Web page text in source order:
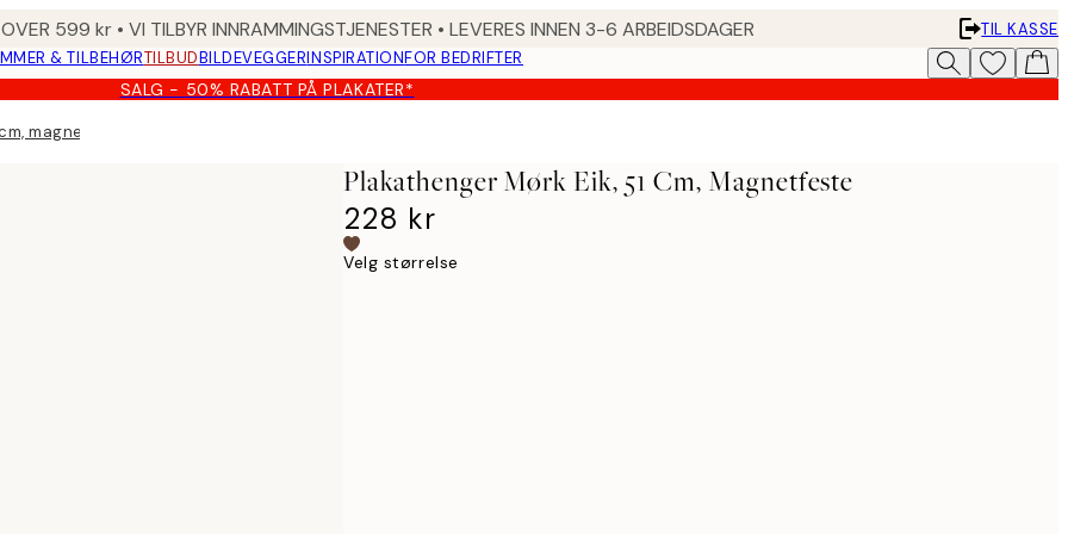
599 kr • VI TILBYR INNRAMMINGSTJENESTER • LEVERES INNEN 3-6 ARBEIDSDAGER
TIL KASSE
& TILBEHØRTILBUDBILDEVEGGERINSPIRATIONFOR BEDRIFTER
SALG - 50% RABATT PÅ PLAKATER*
magnetfeste
Plakathenger Mørk Eik, 51 Cm, Magnetfeste
228 kr
Velg størrelse